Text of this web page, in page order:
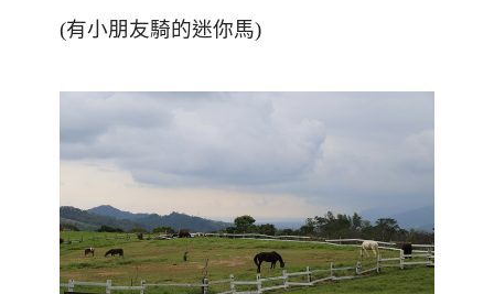
(有小朋友騎的迷你馬)